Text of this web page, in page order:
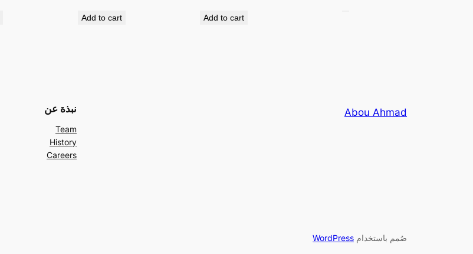
Add to cart
Add to cart
Abou Ahmad نبذة عن
Team
History
Careers
صُمم باستخدام WordPress